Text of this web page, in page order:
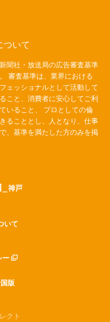
ついて
聞社・放送局の広告審査基準
審査基準は、業界における
ェッショナルとして活動して
こと、消費者に安心してご利
いること、 プロとしての倫
ることとし、人となり、仕事
、基準を満たした方のみを掲
いて
ー
版
クト